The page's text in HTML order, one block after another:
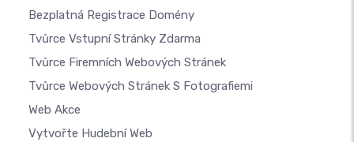
Bezplatná Registrace Domény
Tvůrce Vstupní Stránky Zdarma
Tvůrce Firemních Webových Stránek
Tvůrce Webových Stránek S Fotografiemi
Web Akce
Vytvořte Hudební Web